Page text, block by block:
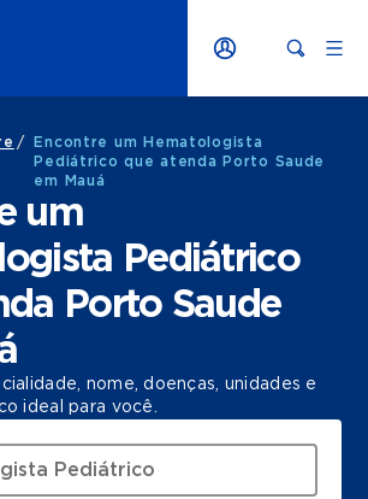
/
Encontre um Hematologista
Pediátrico que atenda Porto Saude
em Mauá
um
Pediátrico
Porto Saude
nome, doenças, unidades e
ideal para você.